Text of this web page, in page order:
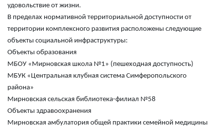
удовольствие от жизни.
В пределах нормативной территориальной доступности от
территории комплексного развития расположены следующие
объекты социальной инфраструктуры:
Объекты образования
МБОУ «Мирновская школа №1» (пешеходная доступность)
МБУК «Центральная клубная система Симферопольского
района»
Мирновская сельская библиотека-филиал №58
Объекты здравоохранения
Мирновская амбулатория общей практики семейной медицины